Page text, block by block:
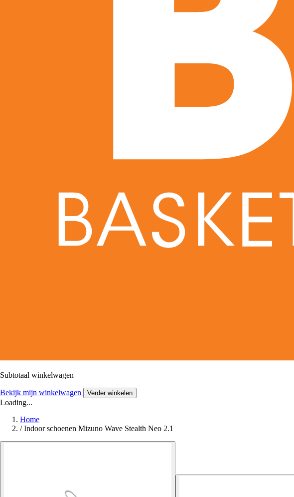
Subtotaal winkelwagen
Bekijk mijn winkelwagen Verder winkelen
Loading...
Home
/ Indoor schoenen Mizuno Wave Stealth Neo 2.1